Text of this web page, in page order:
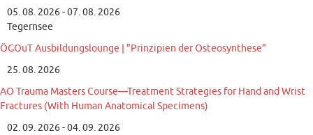
05. 08. 2026 - 07. 08. 2026
Tegernsee
ÖGOuT Ausbildungslounge | "Prinzipien der Osteosynthese"
25. 08. 2026
AO Trauma Masters Course—Treatment Strategies for Hand and Wrist
Fractures (With Human Anatomical Specimens)
02. 09. 2026 - 04. 09. 2026